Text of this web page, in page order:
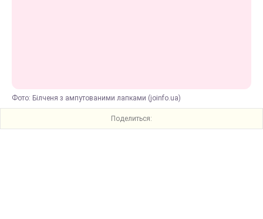
Фото: Білченя з ампутованими лапками (joinfo.ua)
Поделиться: